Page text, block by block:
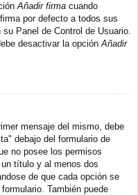
Añadir firma cuando
por defecto a todos sus
Panel de Control de Usuario.
desactivar la opciónAñadir
mensaje del mismo, debe
debajo del formulario de
no posee los permisos
título y al menos dos
de que cada opción se
También puede